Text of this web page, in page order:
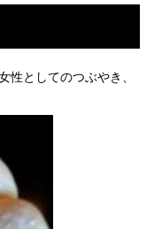
性としてのつぶやき、